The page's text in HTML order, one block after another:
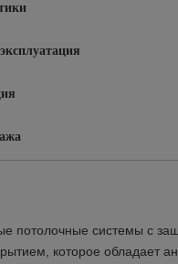
потолочные системы с
которое обладает